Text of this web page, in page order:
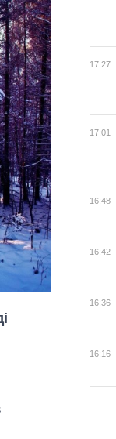
17:27
17:01
16:48
16:42
16:36
16:16